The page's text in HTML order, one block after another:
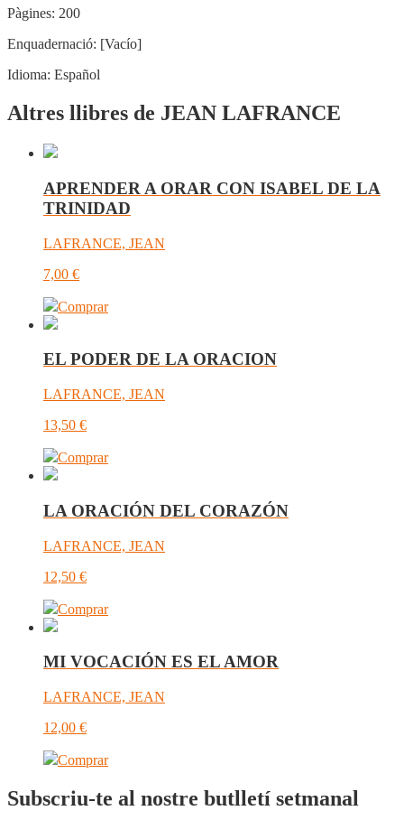
Pàgines: 200
Enquadernació: [Vacío]
Idioma: Español
Altres llibres de JEAN LAFRANCE
APRENDER A ORAR CON ISABEL DE LA
TRINIDAD
LAFRANCE, JEAN
7,00 €
Comprar
EL PODER DE LA ORACION
LAFRANCE, JEAN
13,50 €
Comprar
LA ORACIÓN DEL CORAZÓN
LAFRANCE, JEAN
12,50 €
Comprar
MI VOCACIÓN ES EL AMOR
LAFRANCE, JEAN
12,00 €
Comprar
Subscriu-te al nostre butlletí setmanal